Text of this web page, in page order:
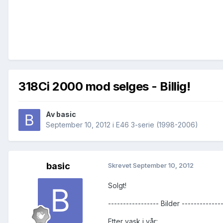
318Ci 2000 mod selges - Billig!
Av basic
September 10, 2012 i E46 3-serie (1998-2006)
basic SkrevetSeptember 10, 2012
Solgt!
----------------- Bilder